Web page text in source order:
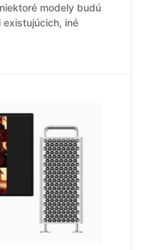
modely budú
existujúcich, iné